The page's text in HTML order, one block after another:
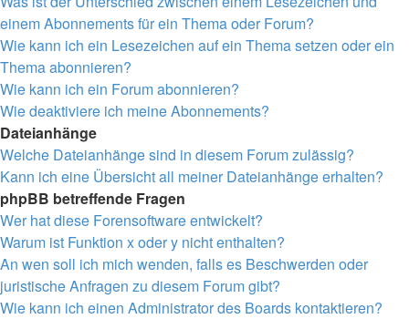
einem Abonnements für ein Thema oder Forum?
Wie kann ich ein Lesezeichen auf ein Thema setzen oder ein
Thema abonnieren?
Wie kann ich ein Forum abonnieren?
Wie deaktiviere ich meine Abonnements?
Dateianhänge
Welche Dateianhänge sind in diesem Forum zulässig?
Kann ich eine Übersicht all meiner Dateianhänge erhalten?
phpBB betreffende Fragen
Wer hat diese Forensoftware entwickelt?
Warum ist Funktion x oder y nicht enthalten?
An wen soll ich mich wenden, falls es Beschwerden oder
juristische Anfragen zu diesem Forum gibt?
Wie kann ich einen Administrator des Boards kontaktieren?